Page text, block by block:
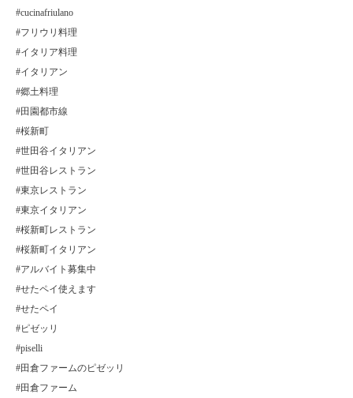
#cucinafriulano
#フリウリ料理
#イタリア料理
#イタリアン
#郷土料理
#田園都市線
#桜新町
#世田谷イタリアン
#世田谷レストラン
#東京レストラン
#東京イタリアン
#桜新町レストラン
#桜新町イタリアン
#アルバイト募集中
#せたペイ使えます
#せたペイ
#ピゼッリ
#piselli
#田倉ファームのピゼッリ
#田倉ファーム